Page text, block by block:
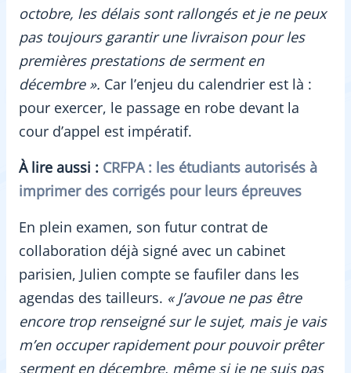
octobre, les délais sont rallongés et je ne peux
pas toujours garantir une livraison pour les
premières prestations de serment en
décembre ». Car l’enjeu du calendrier est là :
pour exercer, le passage en robe devant la
cour d’appel est impératif.
À lire aussi : CRFPA : les étudiants autorisés à
imprimer des corrigés pour leurs épreuves
En plein examen, son futur contrat de
collaboration déjà signé avec un cabinet
parisien, Julien compte se faufiler dans les
agendas des tailleurs. « J’avoue ne pas être
encore trop renseigné sur le sujet, mais je vais
m’en occuper rapidement pour pouvoir prêter
serment en décembre, même si je ne suis pas